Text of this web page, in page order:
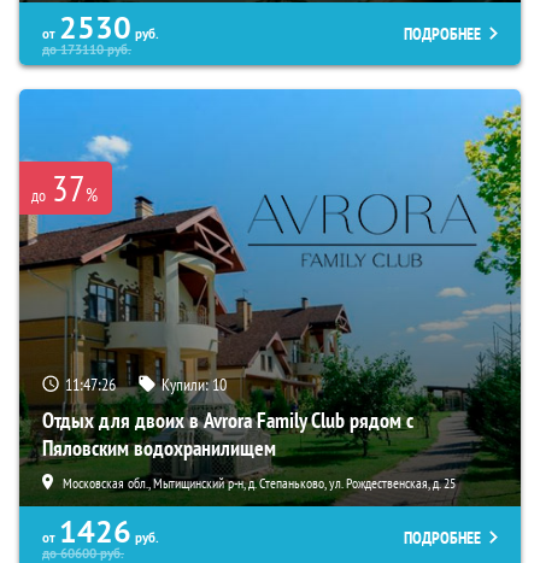
от 2530 руб.
до173110руб.
ПОДРОБНЕЕ
до 37%
11:47:25 Купили:10
Отдых для двоих в Avrora Family Club рядом с
Пяловским водохранилищем
Московская обл., Мытищинский р-н, д. Степаньково, ул. Рождественская, д. 25
от 1426 руб.
до60600руб.
ПОДРОБНЕЕ